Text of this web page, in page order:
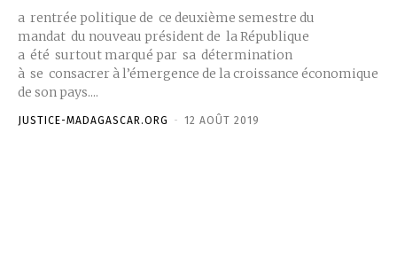
a rentrée politique de ce deuxième semestre du
mandat du nouveau président de la République
a été surtout marqué par sa détermination
à se consacrer à l’émergence de la croissance économique
de son pays....
JUSTICE-MADAGASCAR.ORG - 12 AOÛT 2019